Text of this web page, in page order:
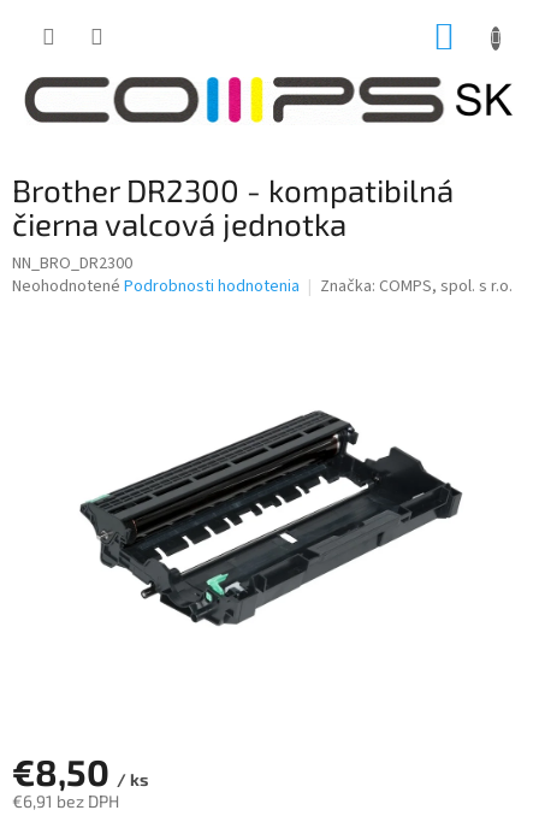
Brother DR2300 - kompatibilná
čierna valcová jednotka
NN_BRO_DR2300
Priemerné
Neohodnotené Podrobnosti hodnotenia Značka: COMPS, spol. s r.o.
€8,50 / ks
€6,91 bez DPH